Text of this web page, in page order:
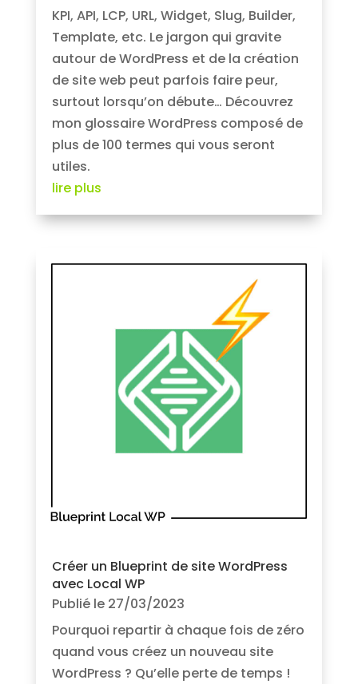
KPI, API, LCP, URL, Widget, Slug, Builder,
Template, etc. Le jargon qui gravite
autour de WordPress et de la création
de site web peut parfois faire peur,
surtout lorsqu’on débute… Découvrez
mon glossaire WordPress composé de
plus de 100 termes qui vous seront
utiles.
lire plus
Créer un Blueprint de site WordPress
avec Local WP
Publié le 27/03/2023
Pourquoi repartir à chaque fois de zéro
quand vous créez un nouveau site
WordPress ? Qu’elle perte de temps !